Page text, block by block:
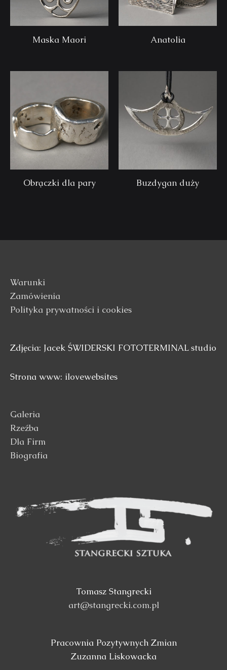
Maska Maori Anatolia
Obrączki dla pary Buzdygan duży
Warunki
Zamówienia
Polityka prywatności i cookies
Zdjęcia: Jacek ŚWIDERSKI FOTOTERMINAL studio
Strona www: ilovewebsites
Galeria
Rzeźba
Dla Firm
Biografia
Tomasz Stangrecki
art@stangrecki.com.pl
Pracownia Pozytywnych Zmian
Zuzanna Liskowacka